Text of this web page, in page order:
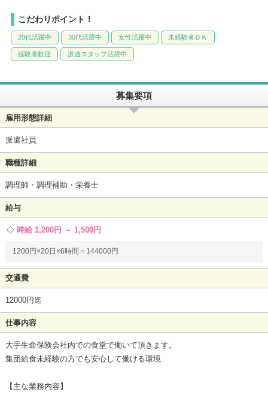
こだわりポイント！
20代活躍中 30代活躍中 女性活躍中 未経験者ＯＫ
経験者歓迎 派遣スタッフ活躍中
募集要項
雇用形態詳細
派遣社員
職種詳細
調理師・調理補助・栄養士
給与
時給 1,200円 ～ 1,500円
1200円×20日×6時間＝144000円
交通費
12000円迄
仕事内容
大手生命保険会社内での食堂で働いて頂きます。
集団給食未経験の方でも安心して働ける環境
【主な業務内容】